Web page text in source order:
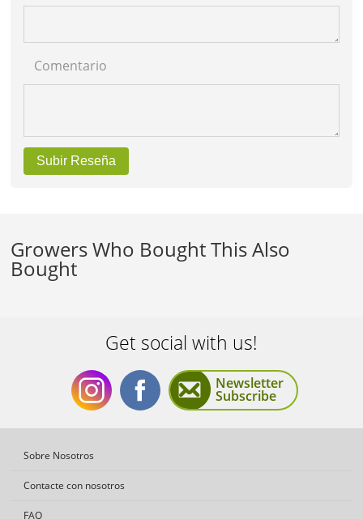
Comentario
Subir Reseña
Growers Who Bought This Also
Bought
Get social with us!
GetGet
Newsletter
Subscribe
Sobre Nosotros
Contacte con nosotros
FAQ